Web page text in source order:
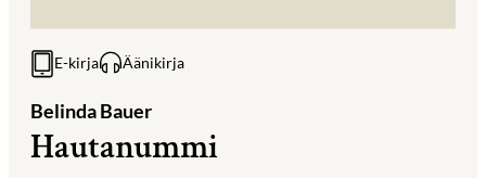
E-kirja Äänikirja
Belinda Bauer
Hautanummi